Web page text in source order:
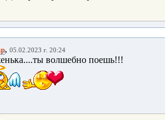
, 05.02.2023 г. 20:24
волшебно поешь!!!